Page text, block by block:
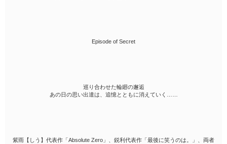
Episode of Secret
巡り合わせた輪廻の邂逅
あの日の思い出達は、追憶とともに消えていく……
紫雨【しう】代表作「Absolute Zero」、鋭利代表作「最後に笑うのは。」、両者